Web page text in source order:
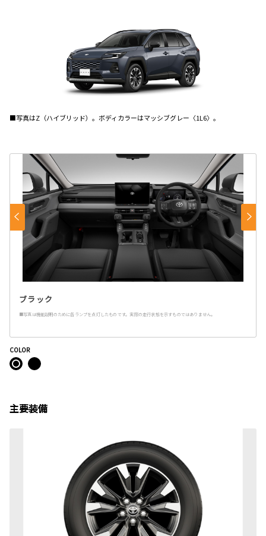
■写真はZ（ハイブリッド）。ボディカラーはマッシブグレー〈1L6〉。
ブラック
■写真は機能説明のために各ランプを点灯したものです。実際の走行状態を示すものではありません。
COLOR
主要装備